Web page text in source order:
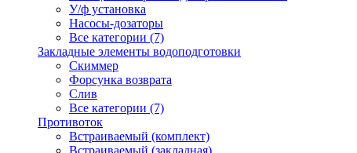
У/ф установка
Насосы-дозаторы
Все категории (7)
Закладные элементы водоподготовки
Скиммер
Форсунка возврата
Слив
Все категории (7)
Противоток
Встраиваемый (комплект)
Встраиваемый (закладная)